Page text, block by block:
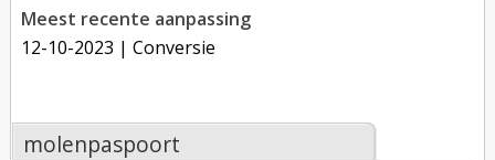
Meest recente aanpassing
12-10-2023 | Conversie
molenpaspoort